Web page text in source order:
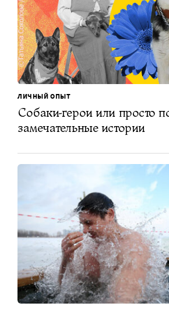
ЛИЧНЫЙ ОПЫТ
Собаки-герои или просто
замечательные истории